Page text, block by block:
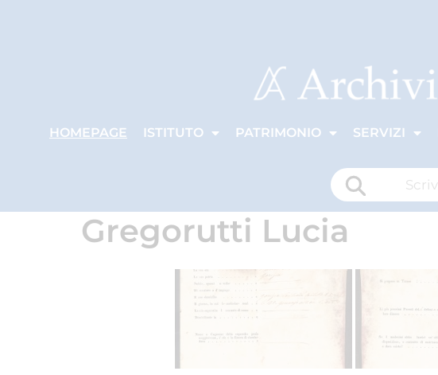
HOMEPAGE ISTITUTO PATRIMONIO SERVIZI
Gregorutti Lucia